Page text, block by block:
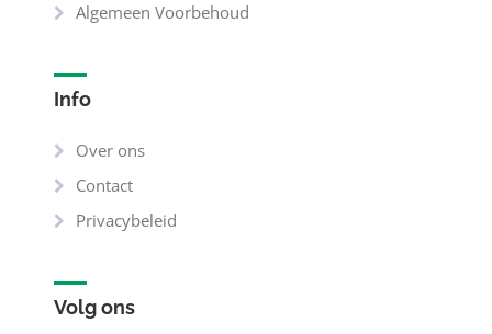
Algemeen Voorbehoud
Info
Over ons
Contact
Privacybeleid
Volg ons